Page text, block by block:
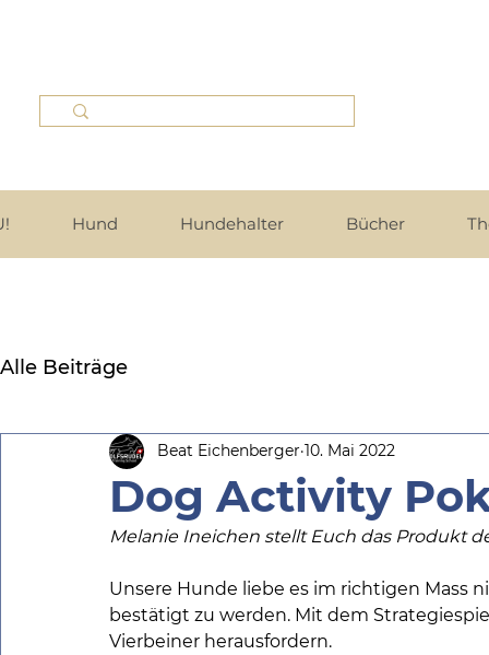
Hund Hundehalter Bücher
Alle Beiträge
Dog Activity
Beat Eichenberger 10. Mai 2022
Melanie Ineichen stellt Euch das Produkt
Unsere Hunde liebe es im richtigen Mass
bestätigt zu werden. Mit dem
Vierbeiner herausfordern.